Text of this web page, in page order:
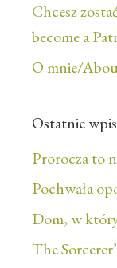
Chcesz
become a
O mnie/
Ostatnie
Prorocza to
Pochwała
Dom, w
The